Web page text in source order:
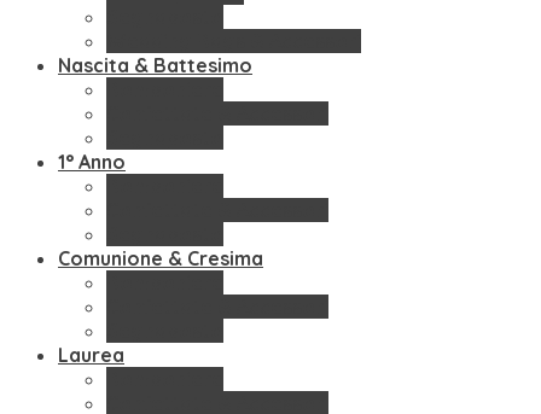
Nascita & Battesimo
1° Anno
Comunione & Cresima
Laurea